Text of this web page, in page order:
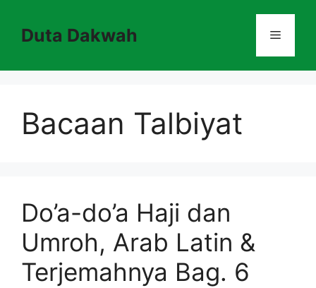
contentDuta Dakwah Menu
Bacaan Talbiyat
Do’a-do’a Haji dan
Umroh, Arab Latin &
Terjemahnya Bag. 6